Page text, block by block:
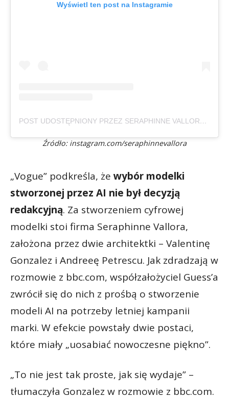
Wyświetl ten post na Instagramie
POST UDOSTĘPNIONY PRZEZ SERAPHINNE VALLORA (@SERAPHINNEVALLORA)
Źródło: instagram.com/seraphinnevallora
„Vogue” podkreśla, że wybór modelki
stworzonej przez AI nie był decyzją
redakcyjną. Za stworzeniem cyfrowej
modelki stoi firma Seraphinne Vallora,
założona przez dwie architektki – Valentinę
Gonzalez i Andreeę Petrescu. Jak zdradzają w
rozmowie z bbc.com, współzałożyciel Guess’a
zwrócił się do nich z prośbą o stworzenie
modeli AI na potrzeby letniej kampanii
marki. W efekcie powstały dwie postaci,
które miały „uosabiać nowoczesne piękno”.
„To nie jest tak proste, jak się wydaje” –
tłumaczyła Gonzalez w rozmowie z bbc.com.